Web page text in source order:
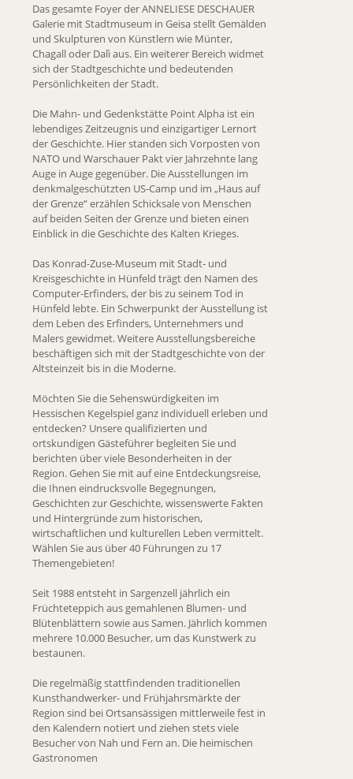
Das gesamte Foyer der ANNELIESE DESCHAUER
Galerie mit Stadtmuseum in Geisa stellt Gemälden
und Skulpturen von Künstlern wie Münter,
Chagall oder Dalì aus. Ein weiterer Bereich widmet
sich der Stadtgeschichte und bedeutenden
Persönlichkeiten der Stadt.
Die Mahn- und Gedenkstätte Point Alpha ist ein
lebendiges Zeitzeugnis und einzigartiger Lernort
der Geschichte. Hier standen sich Vorposten von
NATO und Warschauer Pakt vier Jahrzehnte lang
Auge in Auge gegenüber. Die Ausstellungen im
denkmalgeschützten US-Camp und im „Haus auf
der Grenze“ erzählen Schicksale von Menschen
auf beiden Seiten der Grenze und bieten einen
Einblick in die Geschichte des Kalten Krieges.
Das Konrad-Zuse-Museum mit Stadt- und
Kreisgeschichte in Hünfeld trägt den Namen des
Computer-Erfinders, der bis zu seinem Tod in
Hünfeld lebte. Ein Schwerpunkt der Ausstellung ist
dem Leben des Erfinders, Unternehmers und
Malers gewidmet. Weitere Ausstellungsbereiche
beschäftigen sich mit der Stadtgeschichte von der
Altsteinzeit bis in die Moderne.
Möchten Sie die Sehenswürdigkeiten im
Hessischen Kegelspiel ganz individuell erleben und
entdecken? Unsere qualifizierten und
ortskundigen Gästeführer begleiten Sie und
berichten über viele Besonderheiten in der
Region. Gehen Sie mit auf eine Entdeckungsreise,
die Ihnen eindrucksvolle Begegnungen,
Geschichten zur Geschichte, wissenswerte Fakten
und Hintergründe zum historischen,
wirtschaftlichen und kulturellen Leben vermittelt.
Wählen Sie aus über 40 Führungen zu 17
Themengebieten!
Seit 1988 entsteht in Sargenzell jährlich ein
Früchteteppich aus gemahlenen Blumen- und
Blütenblättern sowie aus Samen. Jährlich kommen
mehrere 10.000 Besucher, um das Kunstwerk zu
bestaunen.
Die regelmäßig stattfindenden traditionellen
Kunsthandwerker- und Frühjahrsmärkte der
Region sind bei Ortsansässigen mittlerweile fest in
den Kalendern notiert und ziehen stets viele
Besucher von Nah und Fern an. Die heimischen
Gastronomen